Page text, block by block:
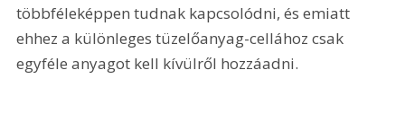
többféleképpen tudnak kapcsolódni, és emiatt
ehhez a különleges tüzelőanyag-cellához csak
egyféle anyagot kell kívülről hozzáadni.